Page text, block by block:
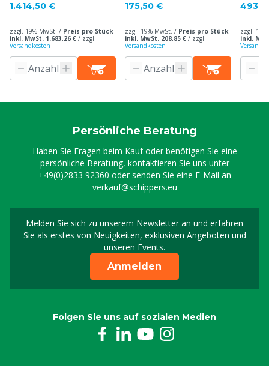
1.414,50 €
zzgl. 19% MwSt. / Preis pro Stück
inkl. MwSt. 1.683,26 € / zzgl.
Versandkosten
175,50 €
zzgl. 19% MwSt. / Preis pro Stück
inkl. MwSt. 208,85 € / zzgl.
Versandkosten
zzgl.
inkl.
Persönliche Beratung
Haben Sie Fragen beim Kauf oder benötigen Sie eine
persönliche Beratung, kontaktieren Sie uns unter
+49(0)2833 92360 oder senden Sie eine E-Mail an
verkauf@schippers.eu
Melden Sie sich zu unserem Newsletter an und erfahren
Sie als erstes von Neuigkeiten, exklusiven Angeboten und
unseren Events.
Melden Sie sich für
Anmelden
Folgen Sie uns auf sozialen Medien